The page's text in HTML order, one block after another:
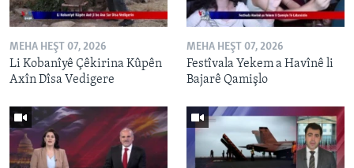
MEHA HEŞT 07, 2026
Li Kobanîyê Çêkirina Kûpên
Axîn Dîsa Vedigere
MEHA HEŞT 07, 2026
Festîvala Yekem a Havînê li
Bajarê Qamişlo